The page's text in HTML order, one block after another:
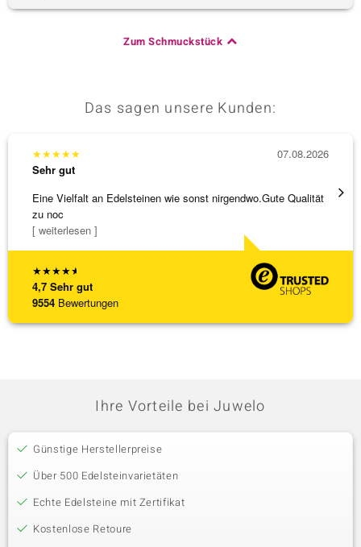
Zum Schmuckstück
Das sagen unsere Kunden:
★★★★★
4,7 Sehr gut
9554 Bewertungen
★★★★★
Sehr gut
Eine Vielfalt an Edelsteinen wie sonst nirgendwo.Gute Qualität
zu noc
[ weiterlesen ]
07.08.2026
Ihre Vorteile bei Juwelo
Günstige Herstellerpreise
Über 500 Edelsteinvarietäten
Echte Edelsteine mit Zertifikat
Kostenlose Retoure